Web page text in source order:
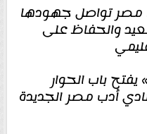
مصر تواصل جهودها
والحفاظ على
باب الحوار
أدب مصر الجديدة